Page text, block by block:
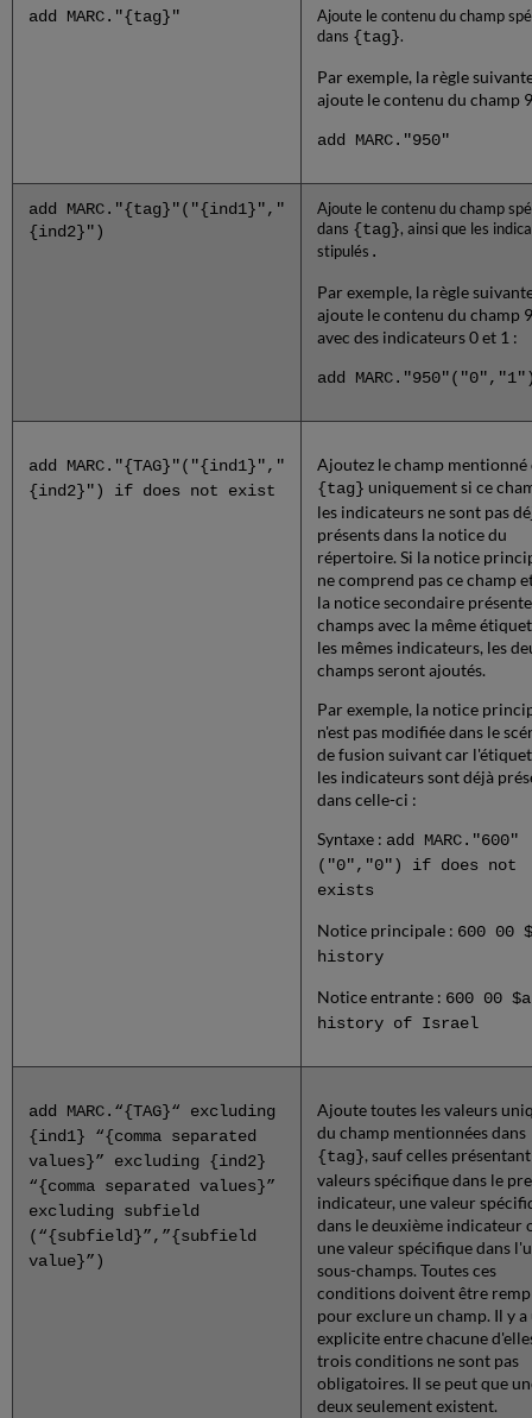
add MARC."{tag}"
Ajoute le contenu du champ
dans {tag}.
Par exemple, la règle
ajoute le contenu du champ
add MARC."950"
add MARC."{tag}"("{ind1}","
{ind2}")
Ajoute le contenu du champ
dans {tag}, ainsi que les
stipulés .
Par exemple, la règle
ajoute le contenu du champ
avec des indicateurs 0 et 1 :
add
add MARC."{TAG}"("{ind1}","
{ind2}") if does not exist
Ajoutez le champ mentionné
{tag} uniquement si ce
les indicateurs ne sont pas
présents dans la notice du
répertoire. Si la notice
ne comprend pas ce champ
la notice secondaire
champs avec la même
les mêmes indicateurs, les
champs seront ajoutés.
Par exemple, la notice
n'est pas modifiée dans le
de fusion suivant car
les indicateurs sont déjà
dans celle-ci :
Syntaxe : add MARC."600"
("0","0") if does not
exists
Notice principale : 600 00
history
Notice entrante : 600 00 $a
history of Israel
add MARC.“{TAG}“ excluding
{ind1} “{comma separated
values}” excluding {ind2}
“{comma separated values}”
excluding subfield
(“{subfield}”,”{subfield
value}”)
Ajoute toutes les valeurs
du champ mentionnées dans
{tag}, sauf celles
valeurs spécifique dans le
indicateur, une valeur
dans le deuxième indicateur
une valeur spécifique dans
sous-champs. Toutes ces
conditions doivent être
pour exclure un champ. Il y a
explicite entre chacune
trois conditions ne sont pas
obligatoires. Il se peut que
deux seulement existent.